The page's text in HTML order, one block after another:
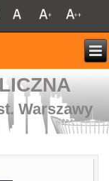
Warszawy